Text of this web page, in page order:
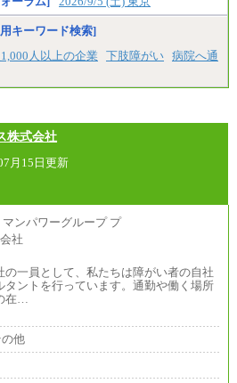
キーワード検索]
人以上の企業 下肢障がい 病院へ通
株式会社
月15日更新
一員として、私たちは障がい者の自社
タントを行っています。通勤や働く場所
在…
他